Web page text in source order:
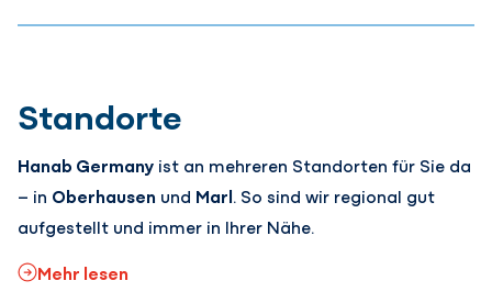
Standorte
Hanab Germany ist an mehreren Standorten für Sie da
– in Oberhausen und Marl. So sind wir regional gut
aufgestellt und immer in Ihrer Nähe.
Mehr lesen